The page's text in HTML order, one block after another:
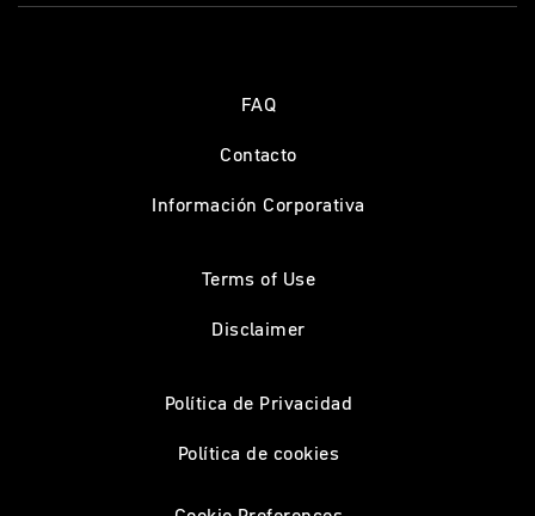
FAQ
Contacto
Información Corporativa
Terms of Use
Disclaimer
Política de Privacidad
Política de cookies